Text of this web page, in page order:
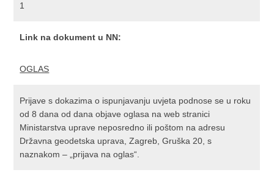
1
Link na dokument u NN:
OGLAS
Prijave s dokazima o ispunjavanju uvjeta podnose se u roku
od 8 dana od dana objave oglasa na web stranici
Ministarstva uprave neposredno ili poštom na adresu
Državna geodetska uprava, Zagreb, Gruška 20, s
naznakom – „prijava na oglas“.